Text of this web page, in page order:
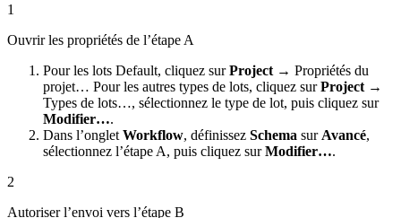
1
Ouvrir les propriétés de l’étape A
Pour les lots Default, cliquez surProject → Propriétés du
projet… Pour les autres types de lots, cliquez surProject →
Types de lots…, sélectionnez le type de lot, puis cliquez sur
Modifier….
Dans l’onglet Workflow, définissez Schema sur Avancé,
sélectionnez l’étape A, puis cliquez surModifier….
2
Autoriser l’envoi vers l’étape B